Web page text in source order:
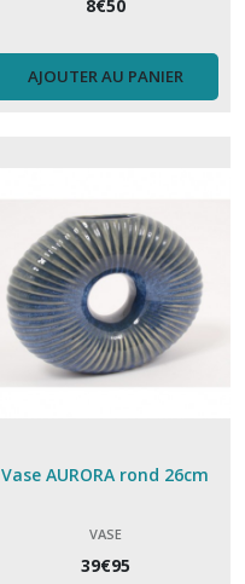
8€50
AJOUTER AU PANIER
Vase AURORA rond 26cm
VASE
39€95